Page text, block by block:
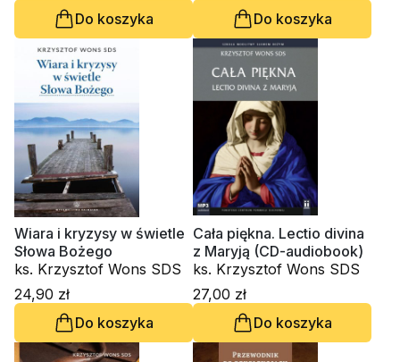
Do koszyka
Do koszyka
Wiara i kryzysy w świetle
Słowa Bożego
ks. Krzysztof Wons SDS
24,90 zł
Do koszyka
Cała piękna. Lectio divina
z Maryją (CD-audiobook)
ks. Krzysztof Wons SDS
27,00 zł
Do koszyka